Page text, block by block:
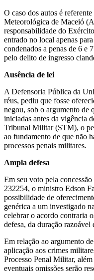
O caso dos autos é
Meteorológica de Maceió
responsabilidade do
entrado no local apenas
condenados a penas de 6 e
pelo delito de ingresso
Ausência de lei
A Defensoria Pública da
réus, pediu que fosse
negou, sob o argumento de
iniciadas antes da vigência
Tribunal Militar (STM), o
ao fundamento de que não
processos penais militares.
Ampla defesa
Em seu voto pela
232254, o ministro Edson
possibilidade de
genérica a um investigado
celebrar o acordo contraria
defesa, da duração razoável
Em relação ao argumento
aplicação aos crimes
Processo Penal Militar,
eventuais omissões serão